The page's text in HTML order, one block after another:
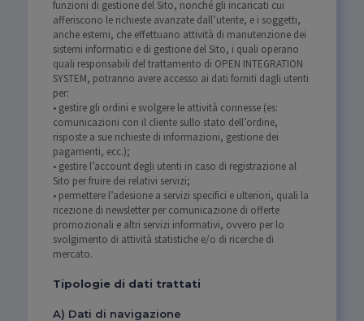
funzioni di gestione del Sito, nonché gli incaricati cui
afferiscono le richieste avanzate dall’utente, e i soggetti,
anche esterni, che effettuano attività di manutenzione dei
sistemi informatici e di gestione del Sito, i quali operano
quali responsabili del trattamento di OPEN INTEGRATION
SYSTEM, potranno avere accesso ai dati forniti dagli utenti
per:
• gestire gli ordini e svolgere le attività connesse (es:
comunicazioni con il cliente sullo stato dell’ordine,
risposte a sue richieste di informazioni, gestione dei
pagamenti, ecc.);
• gestire l’account degli utenti in caso di registrazione al
Sito per fruire dei relativi servizi;
• permettere l’adesione a servizi specifici e ulteriori, quali la
ricezione di newsletter per comunicazione di offerte
promozionali e altri servizi informativi, ovvero per lo
svolgimento di attività statistiche e/o di ricerche di
mercato.
Tipologie di dati trattati
A) Dati di navigazione